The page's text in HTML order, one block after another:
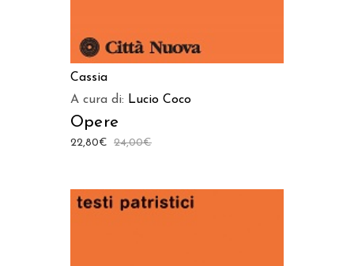
Cassia
A cura di: Lucio Coco
Opere
24,00€
22,80€